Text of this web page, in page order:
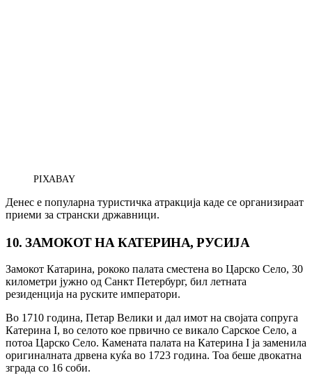
PIXABAY
Денес е популарна туристичка атракција каде се организираат
приеми за странски државници.
10. ЗАМОКОТ НА КАТЕРИНА, РУСИЈА
Замокот Катарина, рококо палата сместена во Царско Село, 30
километри јужно од Санкт Петербург, бил летната
резиденција на руските императори.
Во 1710 година, Петар Велики и дал имот на својата сопруга
Катерина I, во селото кое првично се викало Сарское Село, а
потоа Царско Село. Камената палата на Катерина I ја заменила
оригиналната дрвена куќа во 1723 година. Тоа беше двокатна
зграда со 16 соби.